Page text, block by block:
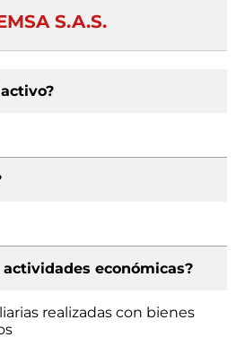
S.A.S.
actividades económicas?
realizadas con bienes